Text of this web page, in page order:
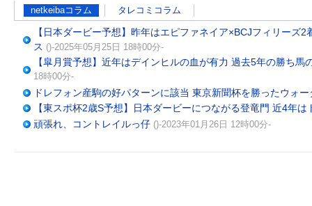
netkeibaコラム タレコミコラム
【日本ダービー予想】昨年はエピファネイア×BCJフィリーズ
ス ()-2025年05月25日 18時00分-
【皐月賞予想】近年はデインヒルの血が有力 過去5年の勝ち馬
18時00分-
ドレフォン産駒の好パターンに該当 東京新聞杯を勝ったウォ
【東スポ杯2歳S予想】日本ダービーにつながる登竜門 近4年は
頑張れ、コントレイルっ仔 ()-2023年01月26日 12時00分-